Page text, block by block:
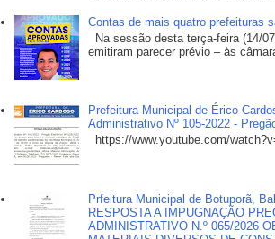
Contas de mais quatro prefeituras
Na sessão desta terça-feira (14/
emitiram parecer prévio – às
Prefeitura Municipal de Érico
Administrativo Nº 105-2022 -
https://www.youtube.com/
Prfeitura Municipal de Botuporã,
RESPOSTA A IMPUGNAÇÃO
ADMINISTRATIVO N.º 065/2026